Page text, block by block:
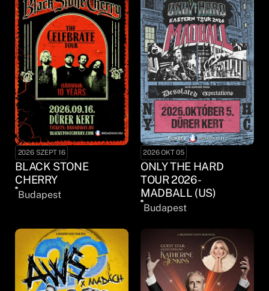
2026 SZEPT 16
BLACK STONE
CHERRY
Budapest
2026 OKT 05
ONLY THE HARD
TOUR 2026 -
MADBALL (US)
Budapest